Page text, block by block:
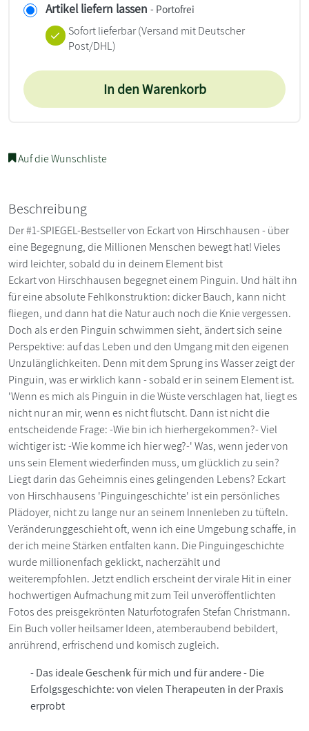
Artikel liefern lassen - Portofrei
Sofort lieferbar(Versand mit Deutscher
Post/DHL)
In den Warenkorb
Auf die Wunschliste
Beschreibung
Der #1-SPIEGEL-Bestseller von Eckart von Hirschhausen - über
eine Begegnung, die Millionen Menschen bewegt hat! Vieles
wird leichter, sobald du in deinem Element bist
Eckart von Hirschhausen begegnet einem Pinguin. Und hält ihn
für eine absolute Fehlkonstruktion: dicker Bauch, kann nicht
fliegen, und dann hat die Natur auch noch die Knie vergessen.
Doch als er den Pinguin schwimmen sieht, ändert sich seine
Perspektive: auf das Leben und den Umgang mit den eigenen
Unzulänglichkeiten. Denn mit dem Sprung ins Wasser zeigt der
Pinguin, was er wirklich kann - sobald er in seinem Element ist.
'Wenn es mich als Pinguin in die Wüste verschlagen hat, liegt es
nicht nur an mir, wenn es nicht flutscht. Dann ist nicht die
entscheidende Frage: -Wie bin ich hierhergekommen?- Viel
wichtiger ist: -Wie komme ich hier weg?-' Was, wenn jeder von
uns sein Element wiederfinden muss, um glücklich zu sein?
Liegt darin das Geheimnis eines gelingenden Lebens? Eckart
von Hirschhausens 'Pinguingeschichte' ist ein persönliches
Plädoyer, nicht zu lange nur an seinem Innenleben zu tüfteln.
Veränderunggeschieht oft, wenn ich eine Umgebung schaffe, in
der ich meine Stärken entfalten kann. Die Pinguingeschichte
wurde millionenfach geklickt, nacherzählt und
weiterempfohlen. Jetzt endlich erscheint der virale Hit in einer
hochwertigen Aufmachung mit zum Teil unveröffentlichten
Fotos des preisgekrönten Naturfotografen Stefan Christmann.
Ein Buch voller heilsamer Ideen, atemberaubend bebildert,
anrührend, erfrischend und komisch zugleich.
- Das ideale Geschenk für mich und für andere - Die
Erfolgsgeschichte: von vielen Therapeuten in der Praxis
erprobt